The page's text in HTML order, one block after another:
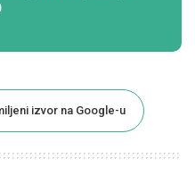
izvor na Google-u